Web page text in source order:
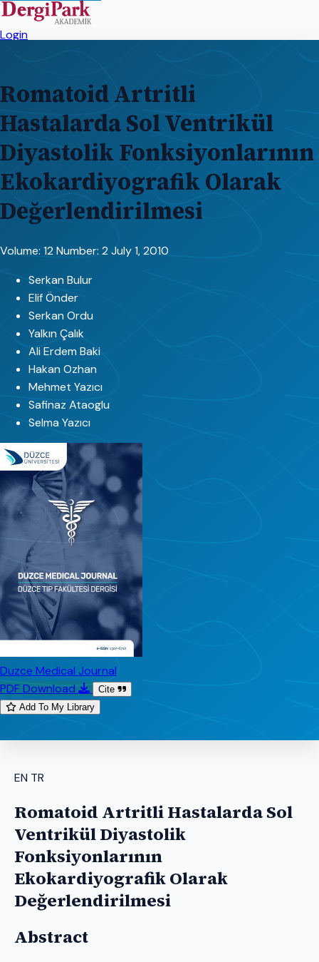
Login
Romatoid Artritli
Hastalarda Sol Ventrikül
Diyastolik Fonksiyonlarının
Ekokardiyografik Olarak
Değerlendirilmesi
Volume: 12 Number: 2 July 1, 2010
Serkan Bulur
Elif Önder
Serkan Ordu
Yalkın Çalık
Ali Erdem Baki
Hakan Ozhan
Mehmet Yazıcı
Safinaz Ataoglu
Selma Yazıcı
Duzce Medical Journal
PDF Download
Cite
Add To My Library
EN TR
Romatoid Artritli Hastalarda Sol
Ventrikül Diyastolik
Fonksiyonlarının
Ekokardiyografik Olarak
Değerlendirilmesi
Abstract